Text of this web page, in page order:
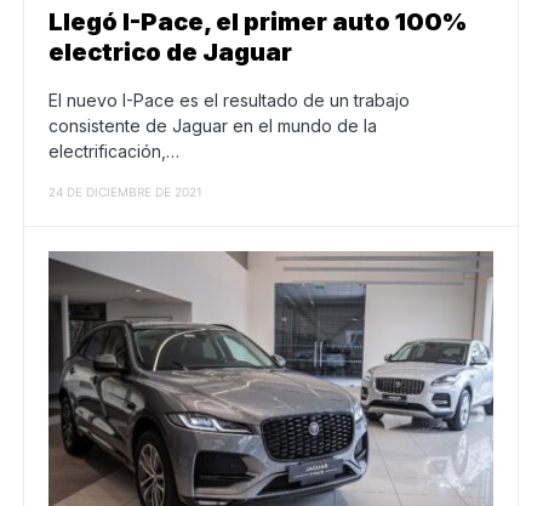
Llegó I-Pace, el primer auto 100%
electrico de Jaguar
El nuevo I-Pace es el resultado de un trabajo
consistente de Jaguar en el mundo de la
electrificación,…
24 DE DICIEMBRE DE 2021